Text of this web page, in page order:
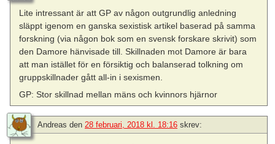
Lite intressant är att GP av någon outgrundlig anledning
släppt igenom en ganska sexistisk artikel baserad på samma
forskning (via någon bok som en svensk forskare skrivit) som
den Damore hänvisade till. Skillnaden mot Damore är bara
att man istället för en försiktig och balanserad tolkning om
gruppskillnader gått all-in i sexismen.
GP: Stor skillnad mellan mäns och kvinnors hjärnor
Andreas den 28 februari, 2018 kl. 18:16 skrev: